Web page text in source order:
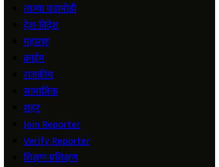
ताज्या घडामोडी
देश-विदेश
महाराष्ट्र
क्राईम
राजकीय
सामाजिक
शहर
Join Reporter
Verify Reporter
शिक्षण-प्रशिक्षण